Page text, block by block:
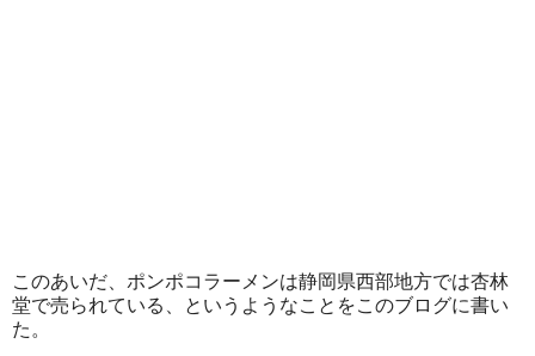
このあいだ、ポンポコラーメンは静岡県西部地方では杏林
堂で売られている、というようなことをこのブログに書い
た。